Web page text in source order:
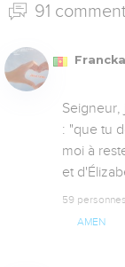
91
Francka
Seigneur,
: "que tu
moi à
et
59
AMEN